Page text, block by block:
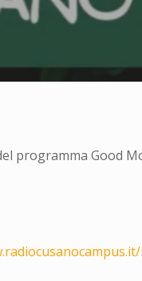
programma Good